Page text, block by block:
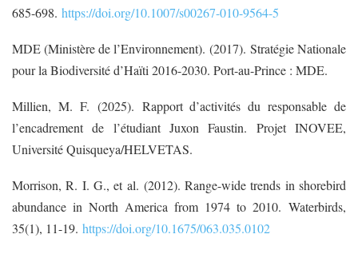
685-698. https://doi.org/10.1007/s00267-010-9564-5
MDE (Ministère de l’Environnement). (2017). Stratégie Nationale
pour la Biodiversité d’Haïti 2016-2030. Port-au-Prince : MDE.
Millien, M. F. (2025). Rapport d’activités du responsable de
l’encadrement de l’étudiant Juxon Faustin. Projet INOVEE,
Université Quisqueya/HELVETAS.
Morrison, R. I. G., et al. (2012). Range-wide trends in shorebird
abundance in North America from 1974 to 2010. Waterbirds,
35(1), 11-19. https://doi.org/10.1675/063.035.0102